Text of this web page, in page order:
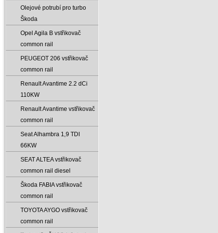
Olejové potrubí pro turbo
Škoda
Opel Agila B vstřikovač
common rail
PEUGEOT 206 vstřikovač
common rail
Renault Avantime 2.2 dCi
110KW
Renault Avantime vstřikovač
common rail
Seat Alhambra 1‚9 TDI
66KW
SEAT ALTEA vstřikovač
common rail diesel
Škoda FABIA vstřikovač
common rail
TOYOTA AYGO vstřikovač
common rail